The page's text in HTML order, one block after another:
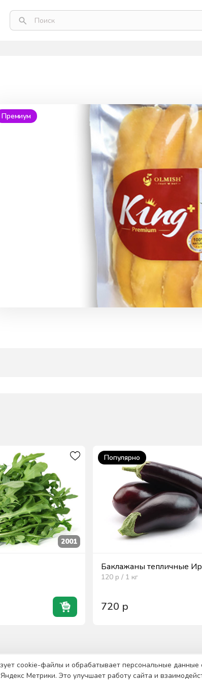
Премиум
2001
Популярно
Баклажаны тепличные
120 р / 1 кг
720 р
cookie-файлы и обрабатывает персональные данные
Метрики. Это улучшает работу сайта и